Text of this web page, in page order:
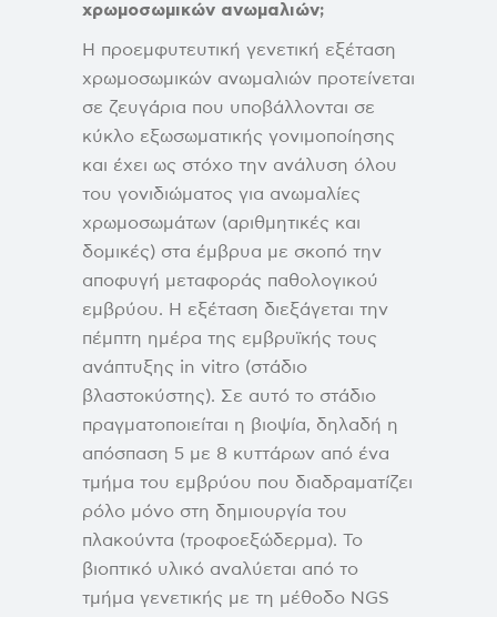
χρωμοσωμικών ανωμαλιών;
Η προεμφυτευτική γενετική εξέταση
χρωμοσωμικών ανωμαλιών προτείνεται
σε ζευγάρια που υποβάλλονται σε
κύκλο εξωσωματικής γονιμοποίησης
και έχει ως στόχο την ανάλυση όλου
του γονιδιώματος για ανωμαλίες
χρωμοσωμάτων (αριθμητικές και
δομικές) στα έμβρυα με σκοπό την
αποφυγή μεταφοράς παθολογικού
εμβρύου. Η εξέταση διεξάγεται την
πέμπτη ημέρα της εμβρυϊκής τους
ανάπτυξης in vitro (στάδιο
βλαστοκύστης). Σε αυτό το στάδιο
πραγματοποιείται η βιοψία, δηλαδή η
απόσπαση 5 με 8 κυττάρων από ένα
τμήμα του εμβρύου που διαδραματίζει
ρόλο μόνο στη δημιουργία του
πλακούντα (τροφοεξώδερμα). Το
βιοπτικό υλικό αναλύεται από το
τμήμα γενετικής με τη μέθοδο NGS